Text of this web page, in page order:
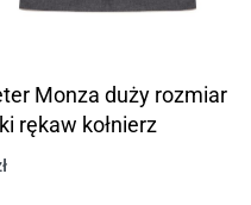
Monza duży rozmiar
rękaw kołnierz